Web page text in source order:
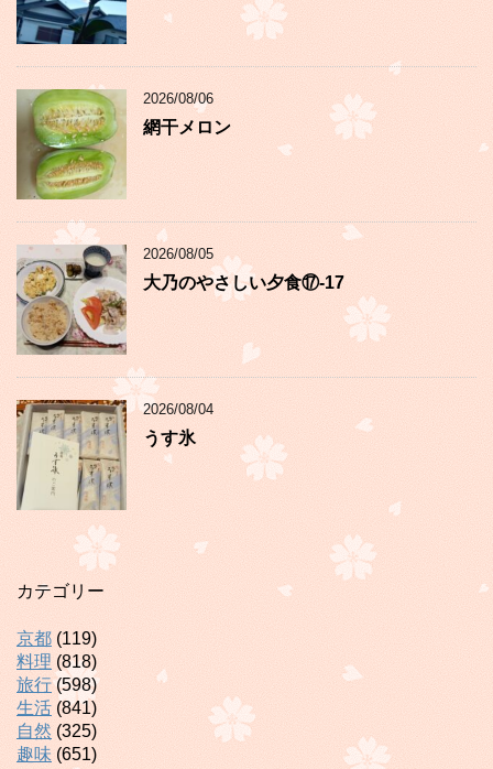
2026/08/06
網干メロン
2026/08/05
大乃のやさしい夕食⑰-17
2026/08/04
うす氷
カテゴリー
京都 (119)
料理 (818)
旅行(598)
生活 (841)
自然 (325)
趣味 (651)